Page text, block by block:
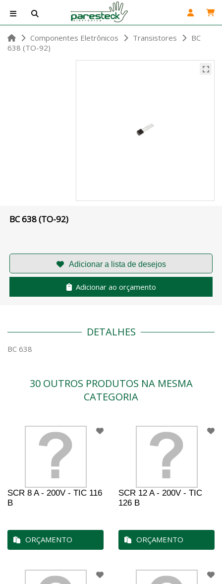
Componentes Eletrônicos Transistores
BC
638 (TO-92)
BC 638 (TO-92)
Adicionar ao orçamento
DETALHES
BC 638
30 OUTROS PRODUTOS NA MESMA
CATEGORIA
SCR 8 A - 200V - TIC 116
B
ORÇAMENTO
SCR 12 A - 200V - TIC
126 B
ORÇAMENTO